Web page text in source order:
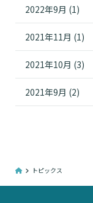
2022年9月 (1)
2021年11月 (1)
2021年10月 (3)
2021年9月 (2)
トピックス